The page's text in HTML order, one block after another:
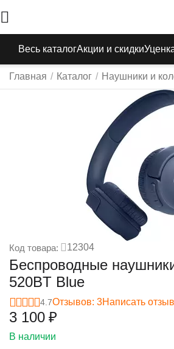
Весь каталогАкции и скидки
Главная / Каталог / Наушники и
Код товара: 12304
Беспроводные
520BT Blue
4.7Отзывов: 3Написать отзыв
3 100 ₽
В наличии